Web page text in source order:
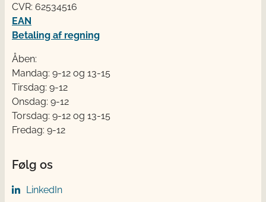
CVR: 62534516
EAN
Betaling af regning
Åben:
Mandag: 9-12 og 13-15
Tirsdag: 9-12
Onsdag: 9-12
Torsdag: 9-12 og 13-15
Fredag: 9-12
Følg os
LinkedIn